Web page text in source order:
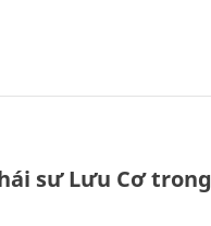
sư Lưu Cơ trong